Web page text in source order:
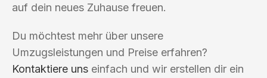
auf dein neues Zuhause freuen.
Du möchtest mehr über unsere
Umzugsleistungen und Preise erfahren?
Kontaktiere uns einfach und wir erstellen dir ein